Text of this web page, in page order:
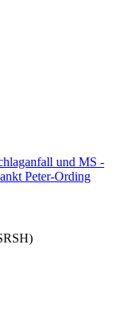
und MS -
Peter-Ording